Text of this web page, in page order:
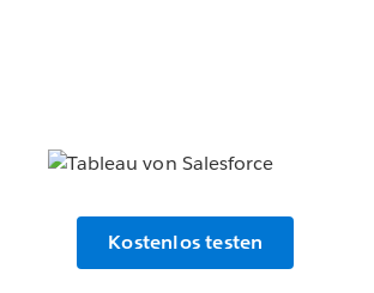
Kostenlos testen